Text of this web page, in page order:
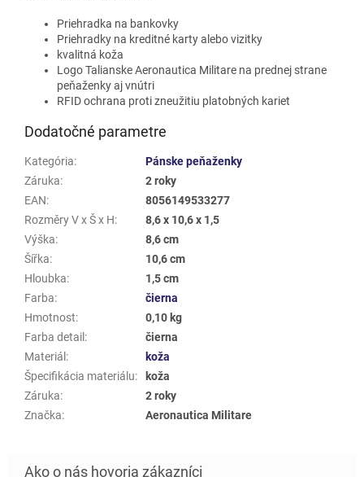
Priehradka na bankovky
Priehradky na kreditné karty alebo vizitky
kvalitná koža
Logo Talianske Aeronautica Militare na prednej strane
peňaženky aj vnútri
RFID ochrana proti zneužitiu platobných kariet
Dodatočné parametre
Kategória:
Pánske peňaženky
Záruka:
2 roky
EAN:
8056149533277
Rozměry V x Š x H:
8,6 x 10,6 x 1,5
Výška:
8,6 cm
Šířka:
10,6 cm
Hloubka:
1,5 cm
Farba:
čierna
Hmotnost:
0,10 kg
Farba detail :
čierna
Materiál :
koža
Špecifikácia materiálu:
koža
Záruka:
2 roky
Značka: Aeronautica Militare